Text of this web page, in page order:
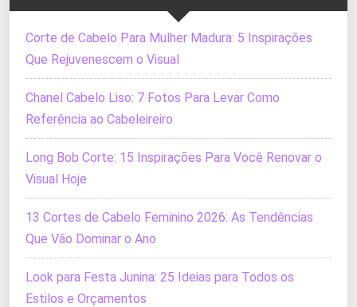
Corte de Cabelo Para Mulher Madura: 5 Inspirações
Que Rejuvenescem o Visual
Chanel Cabelo Liso: 7 Fotos Para Levar Como
Referência ao Cabeleireiro
Long Bob Corte: 15 Inspirações Para Você Renovar o
Visual Hoje
13 Cortes de Cabelo Feminino 2026: As Tendências
Que Vão Dominar o Ano
Look para Festa Junina: 25 Ideias para Todos os
Estilos e Orçamentos